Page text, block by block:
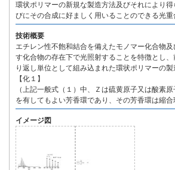
環状ポリマーの新規な製造方法及びそれにより
びにその合成に好ましく用いることのできる光重
技術概要
エチレン性不飽和結合を備えたモノマー化合物
す化合物の存在下で光照射することを特徴とし
り返し単位として組み込まれた環状ポリマーの製
【化１】
（上記一般式（１）中、Ｚは硫黄原子又は酸素
を有してもよい芳香環であり、その芳香環は縮合
イメージ図